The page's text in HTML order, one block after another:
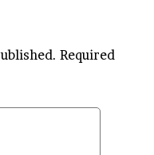
Required